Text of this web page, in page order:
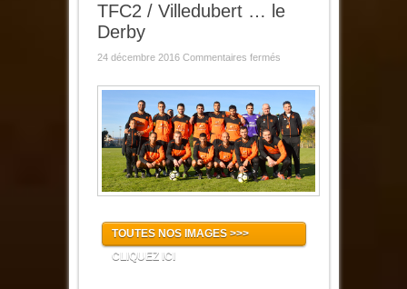
TFC2 / Villedubert … le
Derby
24 décembre 2016 Commentaires ferméssur
Villedubert
…
le
Derby
TOUTES NOS IMAGES >>>
CLIQUEZ ICI